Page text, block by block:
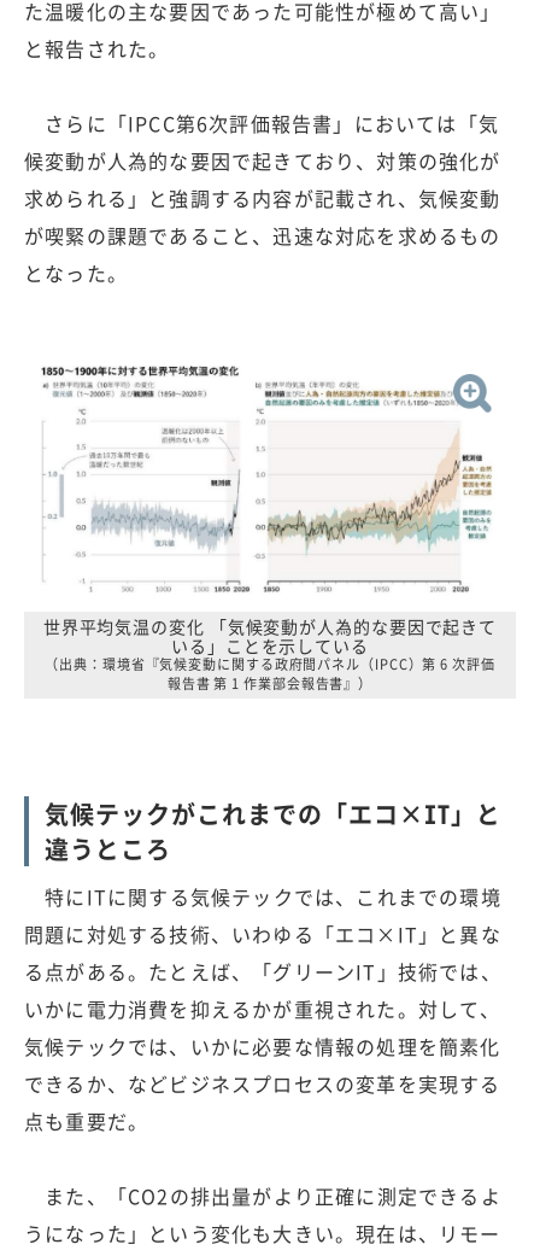
た温暖化の主な要因であった可能性が極めて高い」
と報告された。
さらに「IPCC第6次評価報告書」においては「気
候変動が人為的な要因で起きており、対策の強化が
求められる」と強調する内容が記載され、気候変動
が喫緊の課題であること、迅速な対応を求めるもの
となった。
世界平均気温の変化 「気候変動が人為的な要因で起きて
いる」ことを示している
（出典：環境省『気候変動に関する政府間パネル（IPCC）第 6 次評価
報告書 第 1 作業部会報告書』）
気候テックがこれまでの「エコ×IT」と
違うところ
特にITに関する気候テックでは、これまでの環境
問題に対処する技術、いわゆる「エコ×IT」と異な
る点がある。たとえば、「グリーンIT」技術では、
いかに電力消費を抑えるかが重視された。対して、
気候テックでは、いかに必要な情報の処理を簡素化
できるか、などビジネスプロセスの変革を実現する
点も重要だ。
また、「CO2の排出量がより正確に測定できるよ
うになった」という変化も大きい。現在は、リモー